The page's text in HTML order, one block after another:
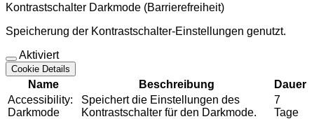
Kontrastschalter Darkmode (Barrierefreiheit)
Speicherung der Kontrastschalter-Einstellungen genutzt.
Aktiviert
Cookie Details
Name Beschreibung
Dauer
Accessibility:
Darkmode
Speichert die Einstellungen des
Kontrastschalter für den Darkmode.
7
Tage